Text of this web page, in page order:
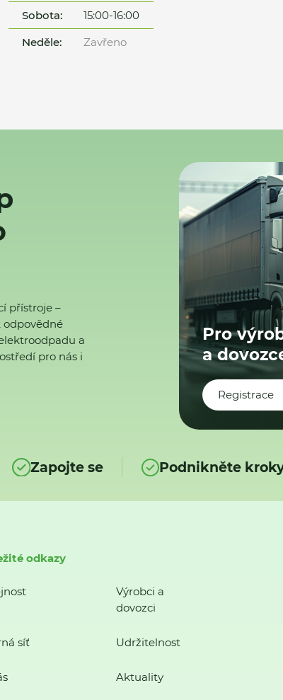
Sobota:
15:00-16:00
Neděle:
Zavřeno
přístroje –
odpovědné
a
pro nás i
Pro
a
Registrace
Zapojte se Podnikněte
odkazy
Výrobci a
dovozci
síť Udržitelnost
Aktuality